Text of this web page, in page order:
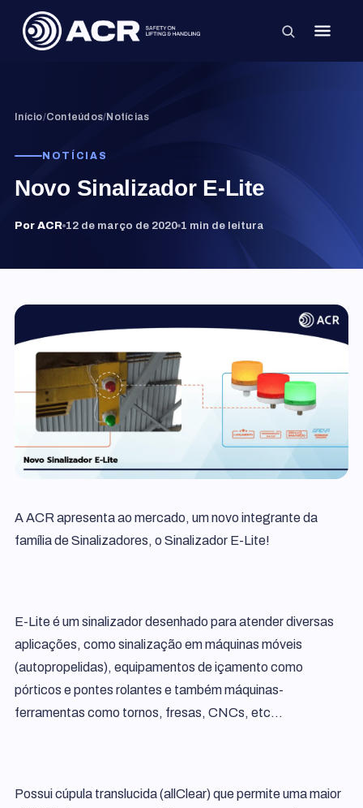
Início/Conteúdos/Notícias
NOTÍCIAS
Novo Sinalizador E-Lite
Por ACR 12 de março de 2020 1 min de leitura
A ACR apresenta ao mercado, um novo integrante da
família de Sinalizadores, o Sinalizador E-Lite!
E-Lite é um sinalizador desenhado para atender diversas
aplicações, como sinalização em máquinas móveis
(autopropelidas), equipamentos de içamento como
pórticos e pontes rolantes e também máquinas-
ferramentas como tornos, fresas, CNCs, etc…
Possui cúpula translucida (allClear) que permite uma maior